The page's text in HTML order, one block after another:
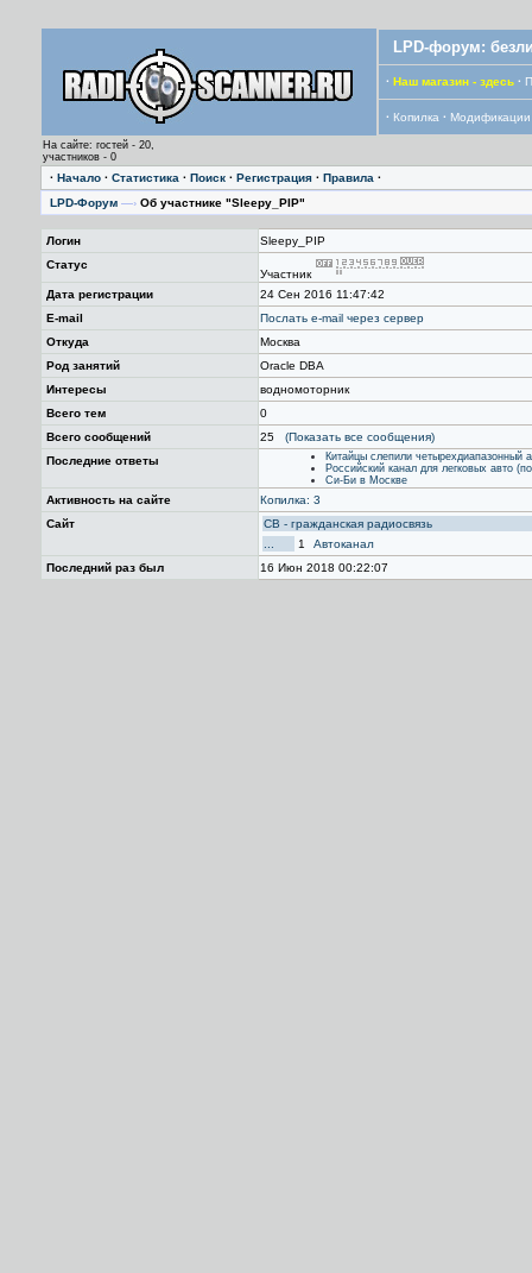
LPD-форум:
· Наш магазин - здесь ·
· Копилка · Модификации
На сайте: гостей - 20,
участников - 0
· Начало · Статистика · Поиск · Регистрация · Правила ·
LPD-Форум —› Об участнике "Sleepy_PIP"
Логин
Sleepy_PIP
Статус
Участник
Дата регистрации
24 Сен 2016 11:47:42
E-mail
Послать е-mail через сервер
Откуда
Москва
Род занятий
Oracle DBA
Интересы
водномоторник
Всего тем
0
Всего сообщений
25
(Показать все сообщения)
Последние ответы
Китайцы слепили четырехдиапазонный
Российский канал для легковых авто
Си-Би в Москве
Активность на сайте
Копилка: 3
Сайт
CB - гражданская радиосвязь
1
Автоканал
Последний раз был
16 Июн 2018 00:22:07